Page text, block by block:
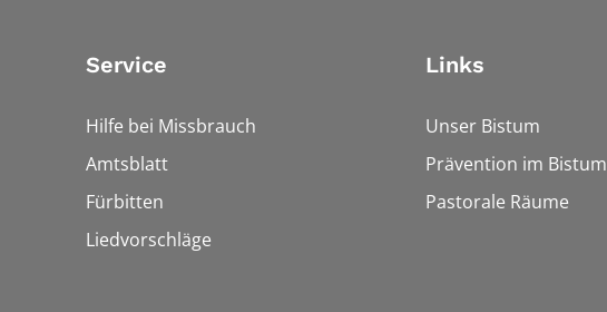
Service
Hilfe bei Missbrauch
Amtsblatt
Fürbitten
Liedvorschläge
Links
Unser Bistum
Prävention im Bistum
Pastorale Räume